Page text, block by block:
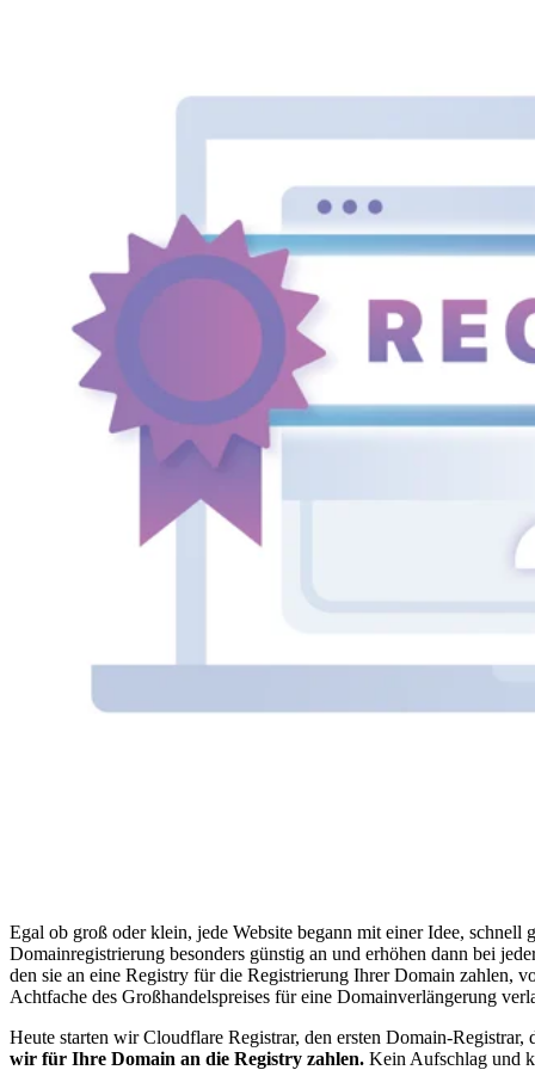
Egal ob groß oder klein, jede Website begann mit einer Idee,
Domainregistrierung besonders günstig an und erhöhen dann bei
den sie an eine Registry für die Registrierung Ihrer Domain zahlen,
Achtfache des Großhandelspreises für eine Domainverlängerung
Heute starten wir Cloudflare Registrar, den ersten Domain-Registrar,
wir für Ihre Domain an die Registry zahlen. Kein Aufschlag und